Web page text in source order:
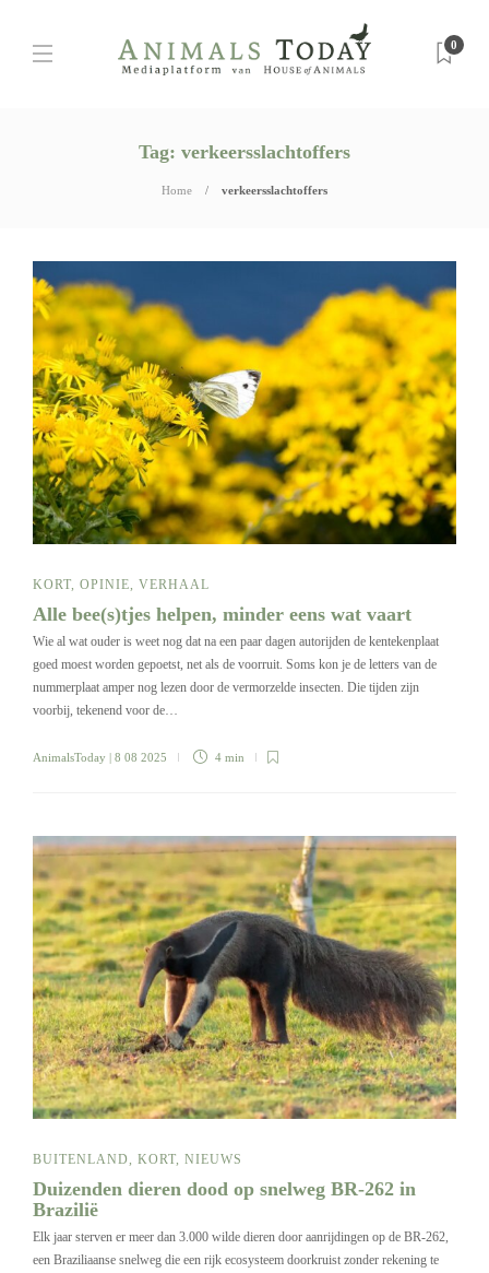
0
Tag: verkeersslachtoffers
Home verkeersslachtoffers
KORT OPINIE VERHAAL
Alle bee(s)tjes helpen, minder eens wat vaart
Wie al wat ouder is weet nog dat na een paar dagen autorijden de kentekenplaat
goed moest worden gepoetst, net als de voorruit. Soms kon je de letters van de
nummerplaat amper nog lezen door de vermorzelde insecten. Die tijden zijn
voorbij, tekenend voor de…
AnimalsToday | 8 08 2025 4 min
BUITENLAND KORT NIEUWS
Duizenden dieren dood op snelweg BR-262 in
Brazilië
Elk jaar sterven er meer dan 3.000 wilde dieren door aanrijdingen op de BR-262,
een Braziliaanse snelweg die een rijk ecosysteem doorkruist zonder rekening te